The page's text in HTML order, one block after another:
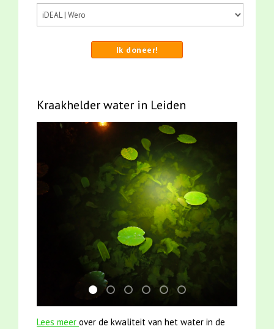
Ik doneer!
Kraakhelder water in Leiden
jun2021 zaklv 5 snoekje MOOI
mei2021 watervogelmethode fuut met
karper met kattenklimtouw
smoelenboek fifi en karper
mei2021 1 snoekje elly
jun2021 28 brasem
Lees meer over de kwaliteit van het water in de